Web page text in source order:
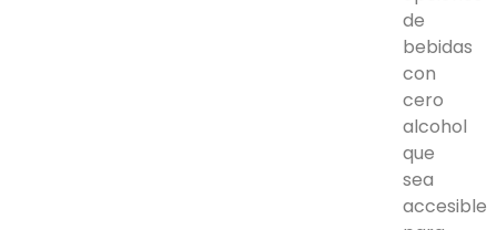
de
bebidas
con
cero
alcohol
que
sea
accesible